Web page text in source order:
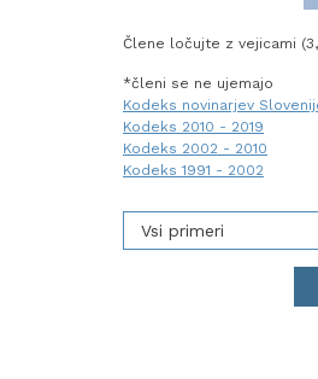
Člene ločujte z vejicami
*členi se ne ujemajo
Kodeks novinarjev
Kodeks 2010 - 2019
Kodeks 2002 - 2010
Kodeks 1991 - 2002
Vsi primeri